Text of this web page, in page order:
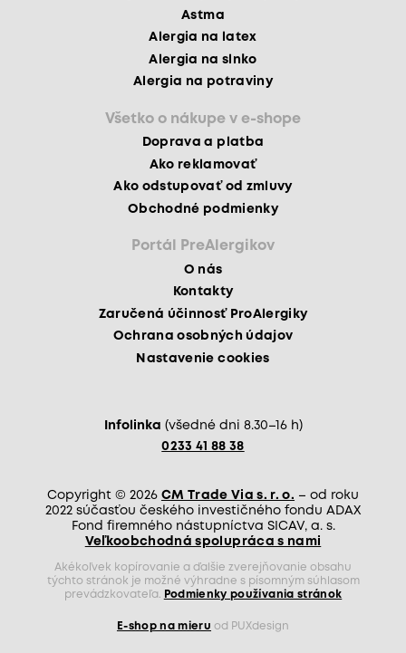
Astma
Alergia na latex
Alergia na slnko
Alergia na potraviny
Všetko o nákupe v e-shope
Doprava a platba
Ako reklamovať
Ako odstupovať od zmluvy
Obchodné podmienky
Portál PreAlergikov
O nás
Kontakty
Zaručená účinnosť ProAlergiky
Ochrana osobných údajov
Nastavenie cookies
Infolinka (všedné dni 8.30–16 h)
0233 41 88 38
Copyright © 2026 CM Trade Via s. r. o. – od roku
2022 súčasťou českého investičného fondu ADAX
Fond firemného nástupníctva SICAV, a. s.
Veľkoobchodná spolupráca s nami
Akékoľvek kopírovanie a ďalšie zverejňovanie obsahu
týchto stránok je možné výhradne s písomným súhlasom
prevádzkovateľa.
Podmienky používania stránok
E-shop na mieru od PUXdesign